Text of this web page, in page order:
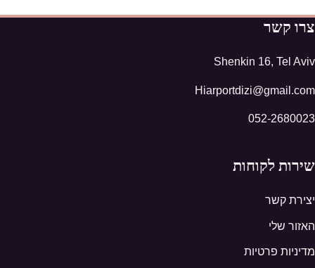
צרו קשר
Shenkin 16, Tel Aviv
Hiarportdizi@gmail.com
052-2680023
שירות לקוחות
יצירת קשר
האזור שלי
מדיניות פרטיות